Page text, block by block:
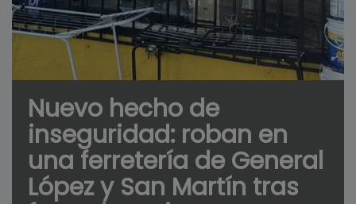
Nuevo hecho de
inseguridad: roban en
una ferretería de General
López y San Martín tras